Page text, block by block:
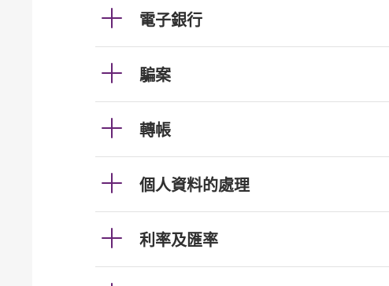
電子銀行
騙案
轉帳
個人資料的處理
利率及匯率